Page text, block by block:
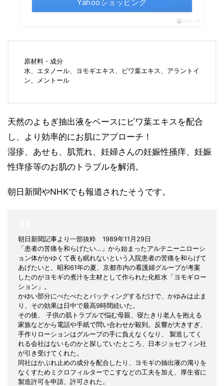
Yahooショッピング
ポチップ
原材料・成分
水、エタノール、ヨモギエキス、ビワ葉エキス、アラントイ
ン、メントール
天然のよもぎ抽出液をベースにビワ葉エキスを配合
し、より効率的にお肌にアプローチ！
湿疹、あせも、肌荒れ、妊婦さんの妊娠性掻痒、妊娠
性痒疹等のお肌のトラブルを解消。
朝日新聞やNHKでも報道されたそうです。
朝日新聞記事より一部抜粋 1989年11月29日
「患者の苦痛を和らげたい…」から始まったアルテニーニローシ
ョン体がかゆくて夜も眠れないという入院患者の苦痛を和らげて
あげたいと、昭和61年の夏、京都市内の看護婦グループが考案
したのがヨモギの煮汁を主材として作られた化粧水「ヨモギロー
ション」。
かゆい部分にぺたぺたとバッティングするだけで、かゆみは止ま
り、その効果は日中で最高9時間続いた。
その後、 子供の肌トラブルで悩む母親、寝たきり老人を抱える
家族などから電話や手紙で問い合わせが殺到。反響が大きすぎ、
手作りローションはグループの手に負えなくなり、 製造してく
れる会社はないものかと探していたところ、日本ジョセフィン社
が引き受けてくれた。
同社はかぶれ止めの成分を配合したり、ヨモギの抽出液の濁りを
なくすためミクロフィルターでこすなどの工夫を加え、厚生省に
製造許可を申請、許可された。